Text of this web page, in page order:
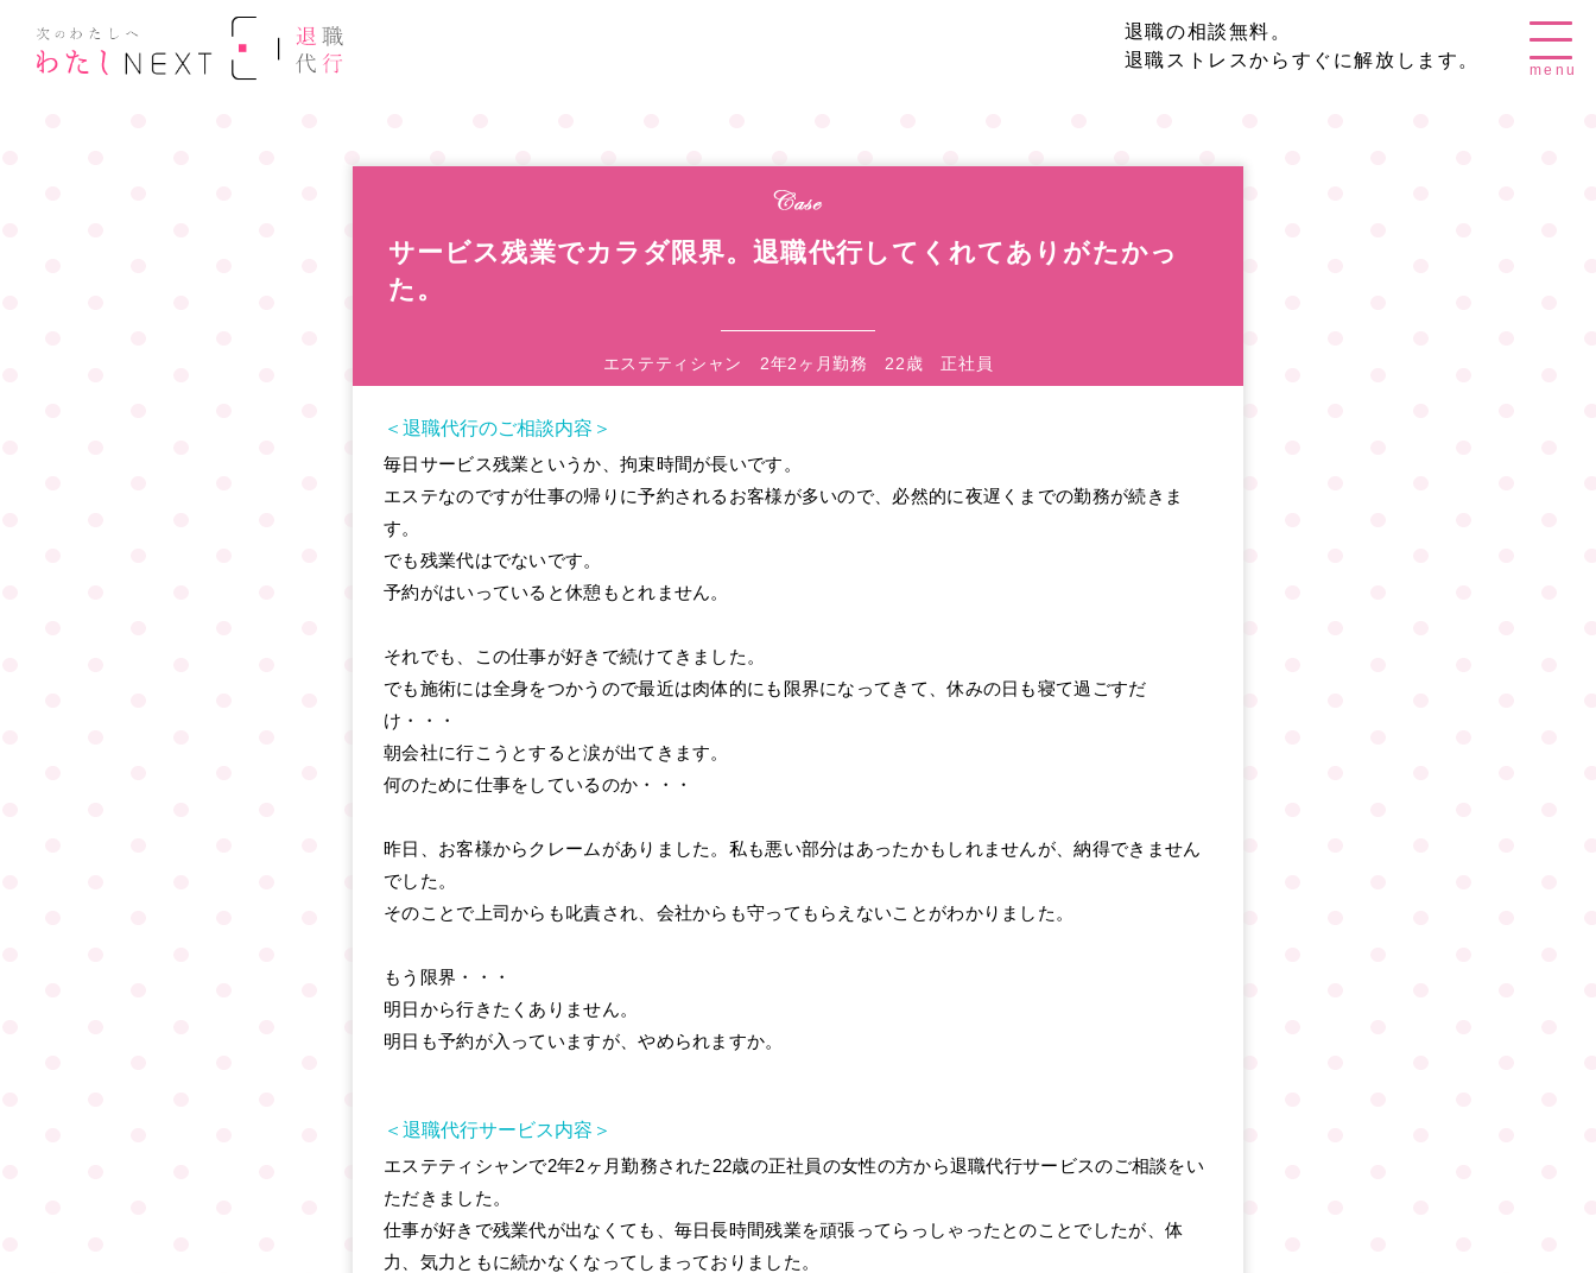
退職の相談無料。
退職ストレスからすぐに解放します。
menu
サービス残業でカラダ限界。退職代行してくれてありがたかっ
た。
エステティシャン 2年2ヶ月勤務 22歳 正社員
＜退職代行のご相談内容＞
毎日サービス残業というか、拘束時間が長いです。
エステなのですが仕事の帰りに予約されるお客様が多いので、必然的に夜遅くまでの勤務が続きま
す。
でも残業代はでないです。
予約がはいっていると休憩もとれません。
それでも、この仕事が好きで続けてきました。
でも施術には全身をつかうので最近は肉体的にも限界になってきて、休みの日も寝て過ごすだ
け・・・
朝会社に行こうとすると涙が出てきます。
何のために仕事をしているのか・・・
昨日、お客様からクレームがありました。私も悪い部分はあったかもしれませんが、納得できません
でした。
そのことで上司からも叱責され、会社からも守ってもらえないことがわかりました。
もう限界・・・
明日から行きたくありません。
明日も予約が入っていますが、やめられますか。
＜退職代行サービス内容＞
エステティシャンで2年2ヶ月勤務された22歳の正社員の女性の方から退職代行サービスのご相談をい
ただきました。
仕事が好きで残業代が出なくても、毎日長時間残業を頑張ってらっしゃったとのことでしたが、体
力、気力ともに続かなくなってしまっておりました。